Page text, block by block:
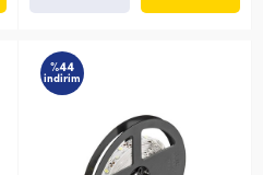
%44
indirim